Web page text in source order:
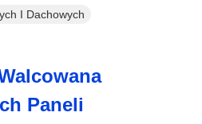
I Dachowych
Paneli